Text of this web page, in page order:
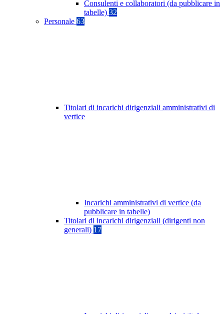
Consulenti e collaboratori (da pubblicare in
tabelle) 32
Personale 63
Titolari di incarichi dirigenziali amministrativi di
vertice
Incarichi amministrativi di vertice (da
pubblicare in tabelle)
Titolari di incarichi dirigenziali (dirigenti non
generali) 17